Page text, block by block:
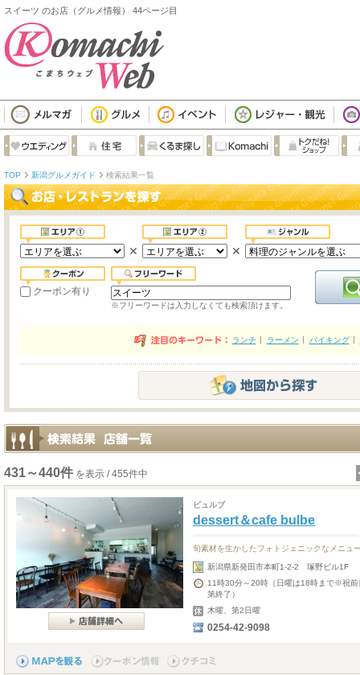
スイーツ のお店（グルメ情報） 44ページ目
TOP 新潟グルメガイド 検索結果一覧
クーポン有り
※フリーワードは入力しなくても検索頂けます。
ランチ ラーメン バイキング
431～440件 を表示 / 455件中
ビュルブ
dessert＆cafe bulbe
旬素材を生かしたフォトジェニックなメニュ
新潟県新発田市本町1-2-2 塚野ビル1F
11時30分～20時（日曜は18時まで※祝
第終了）
木曜、第2日曜
0254-42-9098